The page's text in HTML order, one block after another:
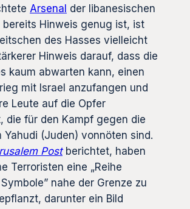
Arsenal der libanesischen
bereits Hinweis genug ist, ist
des Hasses vielleicht
Hinweis darauf, dass die
kaum abwarten kann, einen
mit Israel anzufangen und
Leute auf die Opfer
die für den Kampf gegen die
Yahudi (Juden) vonnöten sind.
Post berichtet, haben
Terroristen eine „Reihe
nahe der Grenze zu
darunter ein Bild